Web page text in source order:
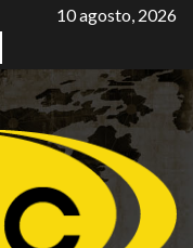
10 agosto, 2026